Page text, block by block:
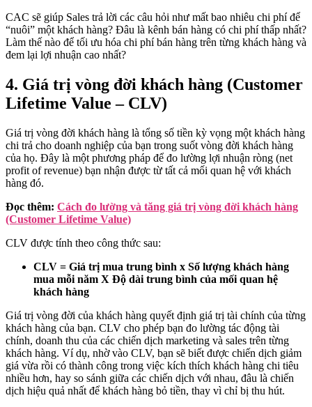
CAC sẽ giúp Sales trả lời các câu hỏi như mất bao nhiêu chi phí để
“nuôi” một khách hàng? Đâu là kênh bán hàng có chi phí thấp nhất?
Làm thế nào để tối ưu hóa chi phí bán hàng trên từng khách hàng và
đem lại lợi nhuận cao nhất?
4. Giá trị vòng đời khách hàng (Customer
Lifetime Value – CLV)
Giá trị vòng đời khách hàng là tổng số tiền kỳ vọng một khách hàng
chi trả cho doanh nghiệp của bạn trong suốt vòng đời khách hàng
của họ. Đây là một phương pháp để đo lường lợi nhuận ròng (net
profit of revenue) bạn nhận được từ tất cả mối quan hệ với khách
hàng đó.
Đọc thêm: Cách đo lường và tăng giá trị vòng đời khách hàng
(Customer Lifetime Value)
CLV được tính theo công thức sau:
CLV = Giá trị mua trung bình x Số lượng khách hàng
mua mỗi năm X Độ dài trung bình của mối quan hệ
khách hàng
Giá trị vòng đời của khách hàng quyết định giá trị tài chính của từng
khách hàng của bạn. CLV cho phép bạn đo lường tác động tài
chính, doanh thu của các chiến dịch marketing và sales trên từng
khách hàng. Ví dụ, nhờ vào CLV, bạn sẽ biết được chiến dịch giảm
giá vừa rồi có thành công trong việc kích thích khách hàng chi tiêu
nhiều hơn, hay so sánh giữa các chiến dịch với nhau, đâu là chiến
dịch hiệu quả nhất để khách hàng bỏ tiền, thay vì chỉ bị thu hút.